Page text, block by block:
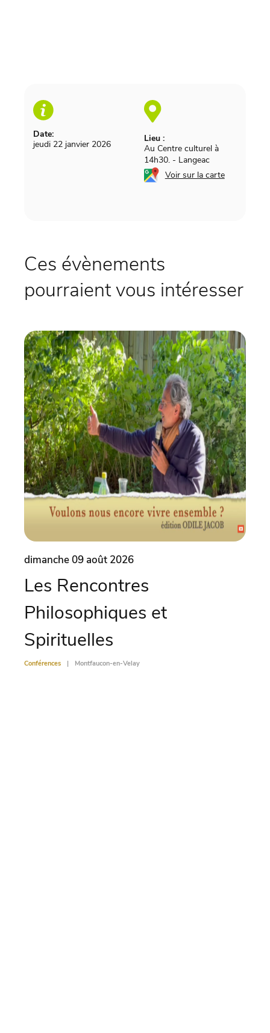
Date:
jeudi 22 janvier 2026
Lieu :
Au Centre culturel à
14h30. - Langeac
Voir sur la carte
Ces évènements
pourraient vous intéresser
dimanche 09 août 2026
Les Rencontres
Philosophiques et
Spirituelles
Conférences Montfaucon-en-Velay